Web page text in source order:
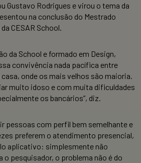
Gustavo Rodrigues e virou o tema da
na conclusão do Mestrado
CESAR School.
da School e formado em Design,
convivência nada pacífica entre
onde os mais velhos são maioria.
muito idoso e com muita dificuldades
os bancários”, diz.
pessoas com perfil bem semelhante e
preferem o atendimento presencial,
aplicativo: simplesmente não
o pesquisador, o problema não é do